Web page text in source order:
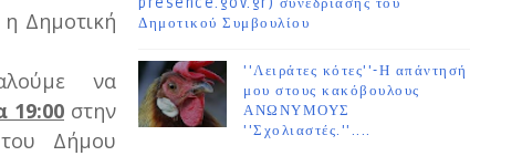
Δημοτική
να
19:00 στην
Δήμου
presence.gov.gr) συνεδρίασης του
Δημοτικού Συμβουλίου
''Λειράτες κότες''-Η απάντησή
μου στους κακόβουλους
ΑΝΩΝΥΜΟΥΣ
''Σχολιαστές.''....